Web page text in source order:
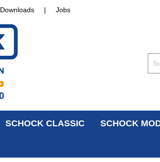
Downloads | Jobs
SCHOCK CLASSIC SCHOCK